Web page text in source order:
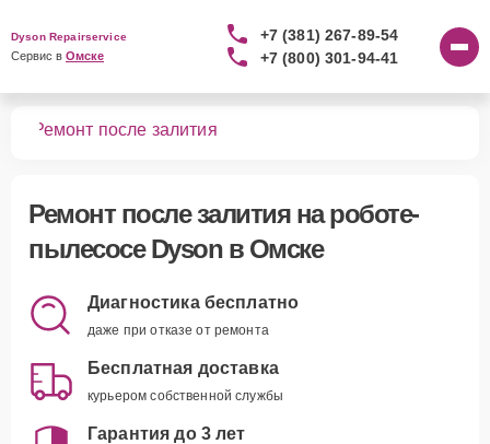
Dyson Repairservice
Сервис в Омске
+7 (381) 267-89-54
+7 (800) 301-94-41
Ремонт после залития
Ремонт после залитияна роботе-
пылесосе Dyson в Омске
Диагностика бесплатно
даже при отказе от ремонта
Бесплатная доставка
курьером собственной службы
Гарантия до 3 лет